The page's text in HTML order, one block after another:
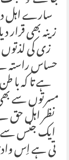
سارے اہل
زینہ بھی
زی کی
حساس راستہ
ہے تا کہ با
مسرتوں سے
نظر اہل حق
ایک جنس سے
تی ہے اِس